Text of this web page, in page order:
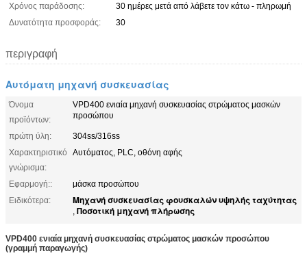
Χρόνος παράδοσης:
30 ημέρες μετά από λάβετε τον κάτω - πληρωμή
Δυνατότητα προσφοράς:
30
περιγραφή
Αυτόματη μηχανή συσκευασίας
Όνομα
προϊόντων:
VPD400 ενιαία μηχανή συσκευασίας στρώματος μασκών
προσώπου
πρώτη ύλη:
304ss/316ss
Χαρακτηριστικό
γνώρισμα:
Αυτόματος, PLC, οθόνη αφής
Εφαρμογή::
μάσκα προσώπου
Ειδικότερα:
Μηχανή συσκευασίας φουσκαλών υψηλής ταχύτητας
, Ποσοτική μηχανή πλήρωσης
VPD400 ενιαία μηχανή συσκευασίας στρώματος μασκών προσώπου
(γραμμή παραγωγής)